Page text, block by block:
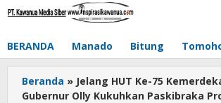
Lewati
BERANDA Manado Bitung
Beranda » Jelang HUT Ke-75
Gubernur Olly Kukuhkan Paskibraka